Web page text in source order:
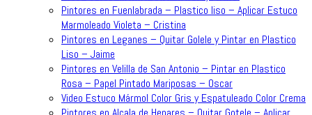
Pintores en Fuenlabrada – Plastico liso – Aplicar Estuco
Marmoleado Violeta – Cristina
Pintores en Leganes – Quitar Golele y Pintar en Plastico
Liso – Jaime
Pintores en Velilla de San Antonio – Pintar en Plastico
Rosa – Papel Pintado Mariposas – Oscar
Video Estuco Mármol Color Gris y Espatuleado Color Crema